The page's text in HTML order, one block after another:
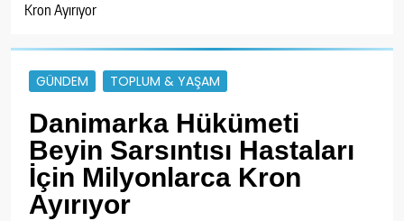
Kron Ayırıyor
GÜNDEM TOPLUM & YAŞAM
Danimarka Hükümeti
Beyin Sarsıntısı Hastaları
İçin Milyonlarca Kron
Ayırıyor